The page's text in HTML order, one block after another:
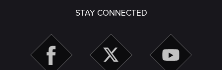
STAY CONNECTED